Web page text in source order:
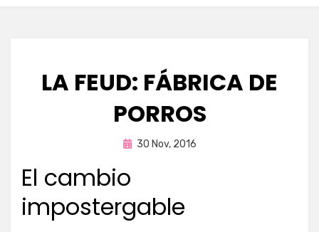
LA FEUD: FÁBRICA DE
PORROS
porEnrique
Publicada
30 Nov, 2016
El cambio
impostergable